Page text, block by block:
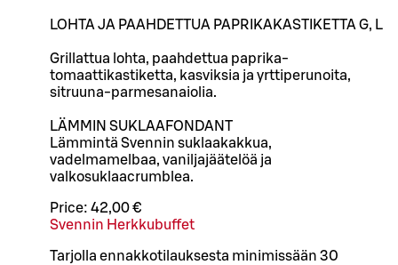
LOHTA JA PAAHDETTUA PAPRIKAKASTIKETTA G, L
Grillattua lohta, paahdettua paprika-
tomaattikastiketta, kasviksia ja yrttiperunoita,
sitruuna-parmesanaiolia.
LÄMMIN SUKLAAFONDANT
Lämmintä Svennin suklaakakkua,
vadelmamelbaa, vaniljajäätelöä ja
valkosuklaacrumblea.
Price: 42,00 €
Svennin Herkkubuffet
Tarjolla ennakkotilauksesta minimissään 30